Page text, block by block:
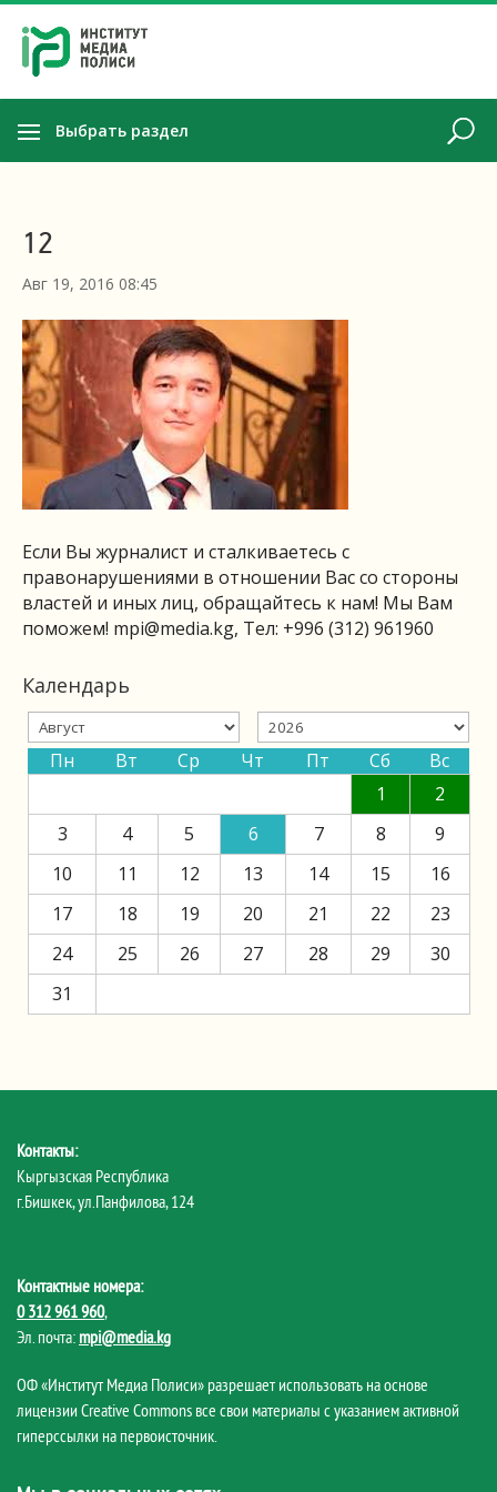
Выбрать раздел
12
Авг 19, 2016 08:45
Если Вы журналист и сталкиваетесь с
правонарушениями в отношении Вас со стороны
властей и иных лиц, обращайтесь к нам! Мы Вам
поможем! mpi@media.kg, Тел: +996 (312) 961960
Календарь
Пн Вт Ср Чт Пт Сб
Вс
1
2
3
4 5 6 7 8
9
10
11 12 13 14 15
16
17
18 19 20 21 22
23
24
25 26 27 28 29
30
31
Контакты:
Кыргызская Республика
г.Бишкек, ул.Панфилова, 124
Контактные номера:
0 312 961 960,
Эл. почта: mpi@media.kg
ОФ «Институт Медиа Полиси» разрешает использовать на основе
лицензии Creative Commons все свои материалы с указанием активной
гиперссылки на первоисточник.